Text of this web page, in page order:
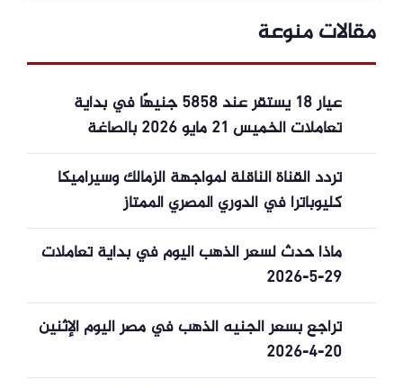
مقالات منوعة
عيار 18 يستقر عند 5858 جنيهًا في بداية
تعاملات الخميس 21 مايو 2026 بالصاغة
المصرية
تردد القناة الناقلة لمواجهة الزمالك وسيراميكا
كليوباترا في الدوري المصري الممتاز
ماذا حدث لسعر الذهب اليوم في بداية تعاملات
29-5-2026
تراجع بسعر الجنيه الذهب في مصر اليوم الإثنين
20-4-2026